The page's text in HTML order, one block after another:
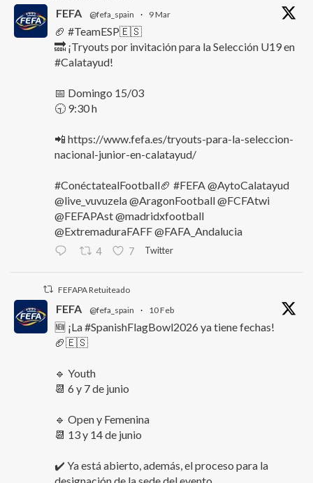
FEFA @fefa_spain · 9 Mar
🏈 #TeamESP🇪🇸
🔜 ¡Tryouts por invitación para la Selección U19 en
#Calatayud!
📅 Domingo 15/03
🕤 9:30 h
📲 https://www.fefa.es/tryouts-para-la-seleccion-
nacional-junior-en-calatayud/
#ConéctatealFootball🏈 #FEFA @AytoCalatayud
@live_vuvuzela @AragonFootball @FCFAtwi
@FEFAPAst @madridxfootball
@ExtremaduraFAFF @FAFA_Andalucia
4 7 Twitter
FEFAPA Retuiteado
FEFA @fefa_spain · 10 Feb
🆕 ¡La #SpanishFlagBowl2026 ya tiene fechas!
🏈🇪🇸
🔹 Youth
📆 6 y 7 de junio
🔹 Open y Femenina
📆 13 y 14 de junio
✔️ Ya está abierto, además, el proceso para la